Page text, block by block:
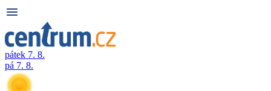
pátek 7. 8.
pá 7. 8.